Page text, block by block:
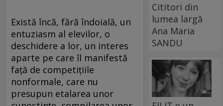
Există încă, fără îndoială, un
entuziasm al elevilor, o
deschidere a lor, un interes
aparte pe care îl manifestă
față de competițiile
nonformale, care nu
presupun etalarea unor
Cititori din
lumea largă
Ana Maria
SANDU